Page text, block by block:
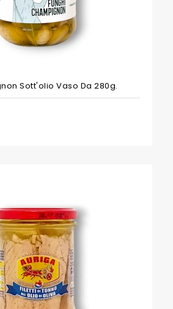
Sott'olio Vaso Da 280g.